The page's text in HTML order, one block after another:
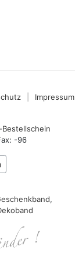
Impressum
Bestellschein
-96
,